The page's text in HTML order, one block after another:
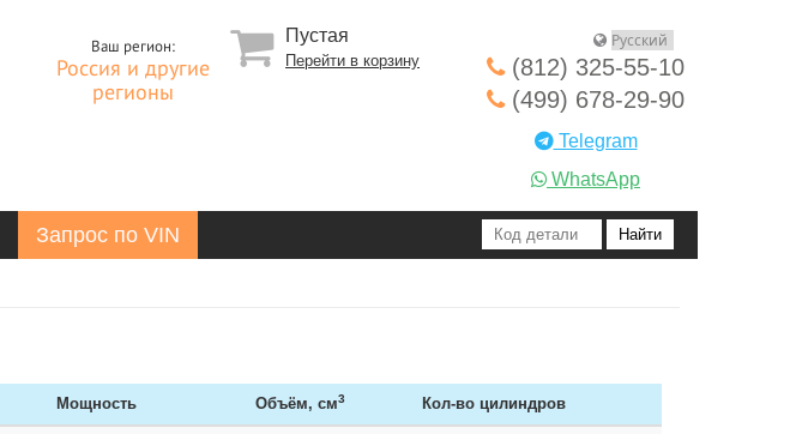
Ваш регион:
Россия и другие
регионы
Пустая
Перейти в корзину
(812) 325-55-10
(499) 678-29-90
Telegram
WhatsApp
Запрос по VIN
Мощность Объём, см3 Кол-во цилиндров